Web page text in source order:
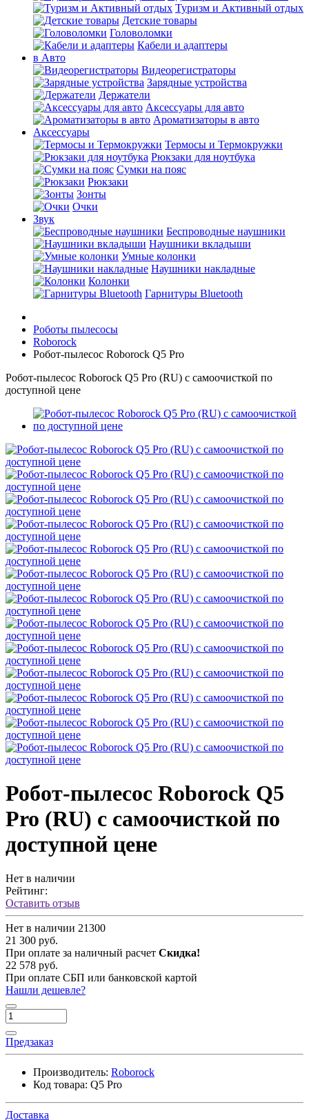
Туризм и Активный отдых
Детские товары
Головоломки
Кабели и адаптеры
в Авто
Видеорегистраторы
Зарядные устройства
Держатели
Аксессуары для авто
Ароматизаторы в авто
Аксессуары
Термосы и Термокружки
Рюкзаки для ноутбука
Сумки на пояс
Рюкзаки
Зонты
Очки
Звук
Беспроводные наушники
Наушники вкладыши
Умные колонки
Наушники накладные
Колонки
Гарнитуры Bluetooth
Роботы пылесосы
Roborock
Робот-пылесос Roborock Q5 Pro
Робот-пылесос Roborock Q5 Pro (RU) с самоочисткой по
доступной цене
Робот-пылесос Roborock Q5
Pro (RU) с самоочисткой по
доступной цене
Нет в наличии
Рейтинг:
Оставить отзыв
Нет в наличии 21300
21 300 руб.
При оплате за наличный расчет Скидка!
22 578 руб.
При оплате СБП или банковской картой
Нашли дешевле?
Предзаказ
Производитель: Roborock
Код товара: Q5 Pro
Доставка